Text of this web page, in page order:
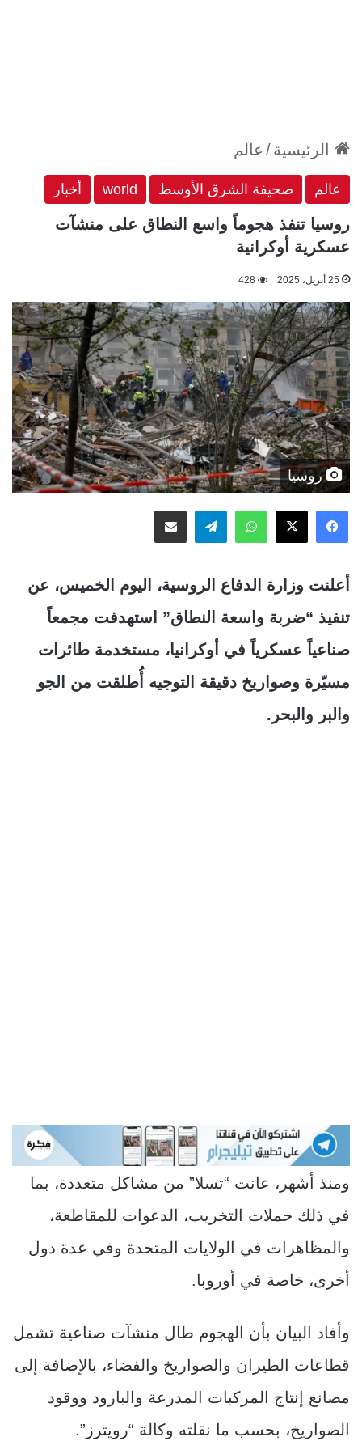
الرئيسية/ عالم
عالم صحيفة الشرق الأوسط world أخبار
روسيا تنفذ هجوماً واسع النطاق على منشآت
عسكرية أوكرانية
25 أبريل، 2025 428
روسيا
فيسبوك
‫X واتسابتيلقراممشاركة عبر البريد
أعلنت وزارة الدفاع الروسية، اليوم الخميس، عن
تنفيذ “ضربة واسعة النطاق” استهدفت مجمعاً
صناعياً عسكرياً في أوكرانيا، مستخدمة طائرات
مسيّرة وصواريخ دقيقة التوجيه أُطلقت من الجو
والبر والبحر.
ومنذ أشهر، عانت “تسلا” من مشاكل متعددة، بما
في ذلك حملات التخريب، الدعوات للمقاطعة،
والمظاهرات في الولايات المتحدة وفي عدة دول
أخرى، خاصة في أوروبا.
وأفاد البيان بأن الهجوم طال منشآت صناعية تشمل
قطاعات الطيران والصواريخ والفضاء، بالإضافة إلى
مصانع إنتاج المركبات المدرعة والبارود ووقود
الصواريخ، بحسب ما نقلته وكالة “رويترز”.